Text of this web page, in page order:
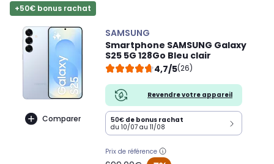
+50€ bonus rachat
Comparer
SAMSUNG
Smartphone SAMSUNG Galaxy
S25 5G 128Go Bleu clair
4,7/5(26)
Revendre votre appareil
50€ de bonus rachat
du 10/07 au 11/08
Prix de référence